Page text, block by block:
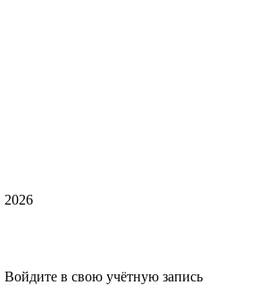
2026
в свою учётную запись